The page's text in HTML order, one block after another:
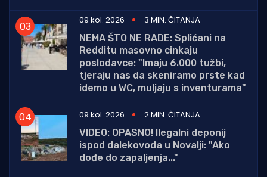
09 kol. 2026
3 MIN. ČITANJA
NEMA ŠTO NE RADE: Splićani na
Redditu masovno cinkaju
poslodavce: "Imaju 6.000 tužbi,
tjeraju nas da skeniramo prste kad
idemo u WC, muljaju s inventurama"
09 kol. 2026
2 MIN. ČITANJA
VIDEO: OPASNO! Ilegalni deponij
ispod dalekovoda u Novalji: "Ako
dođe do zapaljenja..."